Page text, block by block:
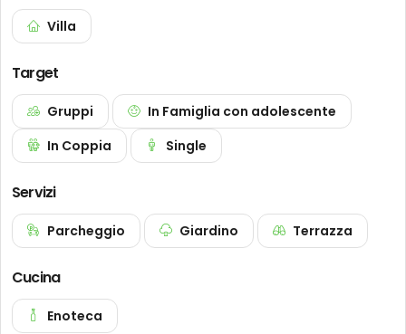
Villa
Target
Gruppi
In Famiglia con adolescente
In Coppia
Single
Servizi
Parcheggio Giardino Terrazza
Cucina
Enoteca